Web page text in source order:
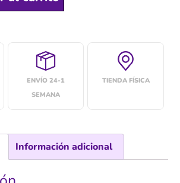
ENVÍO 24-1
SEMANA
TIENDA FÍSICA
Información adicional